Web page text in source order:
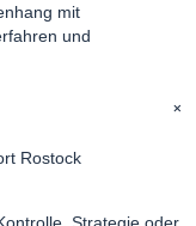
mit
und
+
Rostock